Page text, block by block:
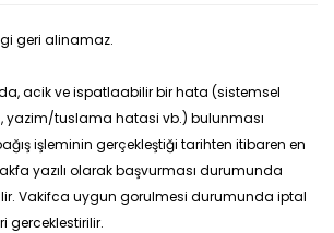
geri alinamaz.
acik ve ispatlaabilir bir hata (sistemsel
yazim/tuslama hatasi vb.) bulunması
işleminin gerçekleştiği tarihten itibaren en
yazılı olarak başvurması durumunda
Vakifca uygun gorulmesi durumunda iptal
gerceklestirilir.